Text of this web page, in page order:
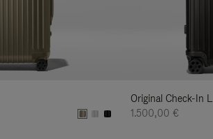
Original Check-In L
1.500,00 €